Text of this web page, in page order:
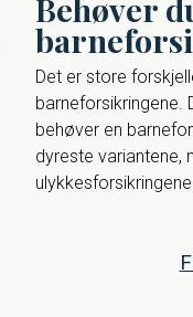
Behøver
Det er store
barneforsikringene.
behøver en
dyreste variantene,